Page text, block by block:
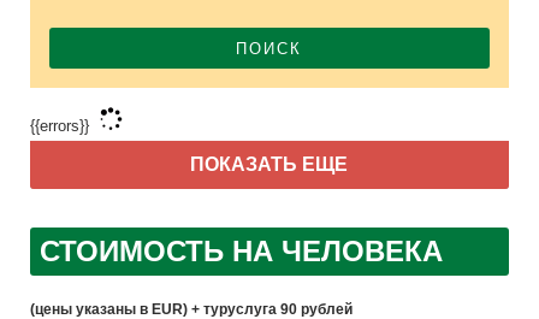
ПОИСК
{{errors}}
ПОКАЗАТЬ ЕЩЕ
СТОИМОСТЬ НА ЧЕЛОВЕКА
(цены указаны в EUR) + туруслуга 90 рублей